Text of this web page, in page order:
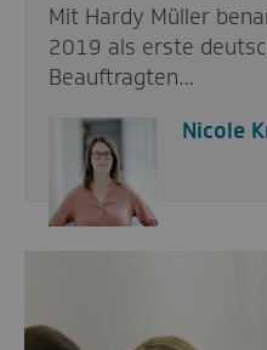
Mit Hardy Müller
2019 als erste
Beauftragten…
Nicole